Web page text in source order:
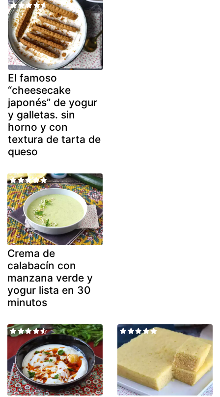
El famoso
“cheesecake
japonés” de yogur
y galletas. sin
horno y con
textura de tarta de
queso
Crema de
calabacín con
manzana verde y
yogur lista en 30
minutos